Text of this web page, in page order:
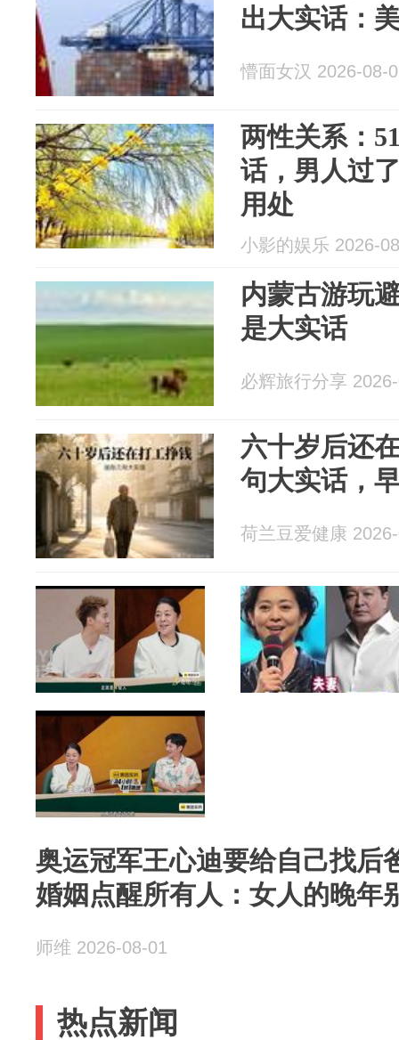
出大实话：
懵面女汉 2026-08-
两性关系：
话，男人过
用处
小影的娱乐 2026-
内蒙古游玩
是大实话
必辉旅行分享
六十岁后还
句大实话，
荷兰豆爱健康
奥运冠军王心迪要给自己找后
婚姻点醒所有人：女人的晚年
师维 2026-08-01
热点新闻